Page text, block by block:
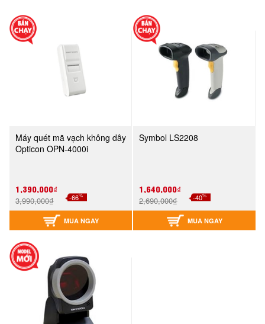
Máy quét mã vạch không dây
Opticon OPN-4000i
1,390,000₫
3,990,000₫ -66%
MUA NGAY
Symbol LS2208
1,640,000₫
2,690,000₫ -40%
MUA NGAY